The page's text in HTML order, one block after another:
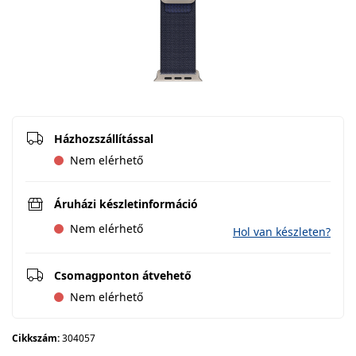
Házhozszállítással
Nem elérhető
Áruházi készletinformáció
Nem elérhető
Hol van készleten?
Csomagponton átvehető
Nem elérhető
Cikkszám:304057